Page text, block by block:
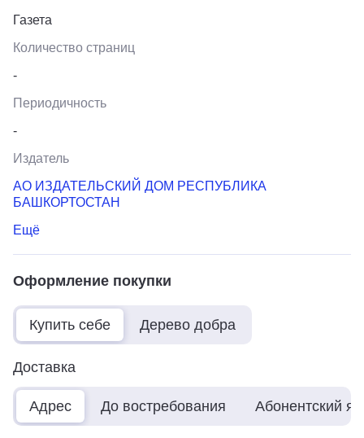
Газета
Количество страниц
-
Периодичность
-
Издатель
АО ИЗДАТЕЛЬСКИЙ ДОМ РЕСПУБЛИКА
БАШКОРТОСТАН
Ещё
Оформление покупки
Купить себе Дерево добра
Доставка
Адрес До востребования Абонентский